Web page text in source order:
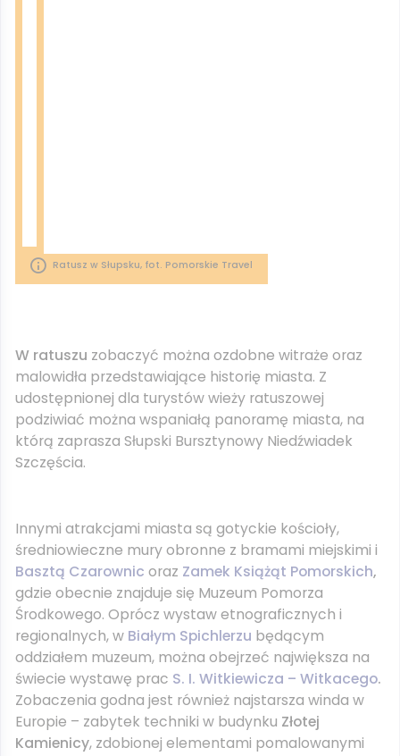
Ratusz w Słupsku, fot. Pomorskie Travel
W ratuszu zobaczyć można ozdobne witraże oraz
malowidła przedstawiające historię miasta. Z
udostępnionej dla turystów wieży ratuszowej
podziwiać można wspaniałą panoramę miasta, na
którą zaprasza Słupski Bursztynowy Niedźwiadek
Szczęścia.
Innymi atrakcjami miasta są gotyckie kościoły,
średniowieczne mury obronne z bramami miejskimi i
Basztą Czarownic oraz Zamek Książąt Pomorskich,
gdzie obecnie znajduje się Muzeum Pomorza
Środkowego. Oprócz wystaw etnograficznych i
regionalnych, w Białym Spichlerzu będącym
oddziałem muzeum, można obejrzeć największa na
świecie wystawę prac S. I. Witkiewicza – Witkacego.
Zobaczenia godna jest również najstarsza winda w
Europie – zabytek techniki w budynku Złotej
Kamienicy, zdobionej elementami pomalowanymi